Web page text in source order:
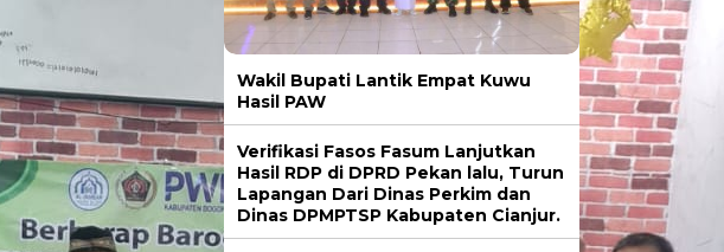
Wakil Bupati Lantik Empat Kuwu
Hasil PAW
Verifikasi Fasos Fasum Lanjutkan
Hasil RDP di DPRD Pekan lalu, Turun
Lapangan Dari Dinas Perkim dan
Dinas DPMPTSP Kabupaten Cianjur.